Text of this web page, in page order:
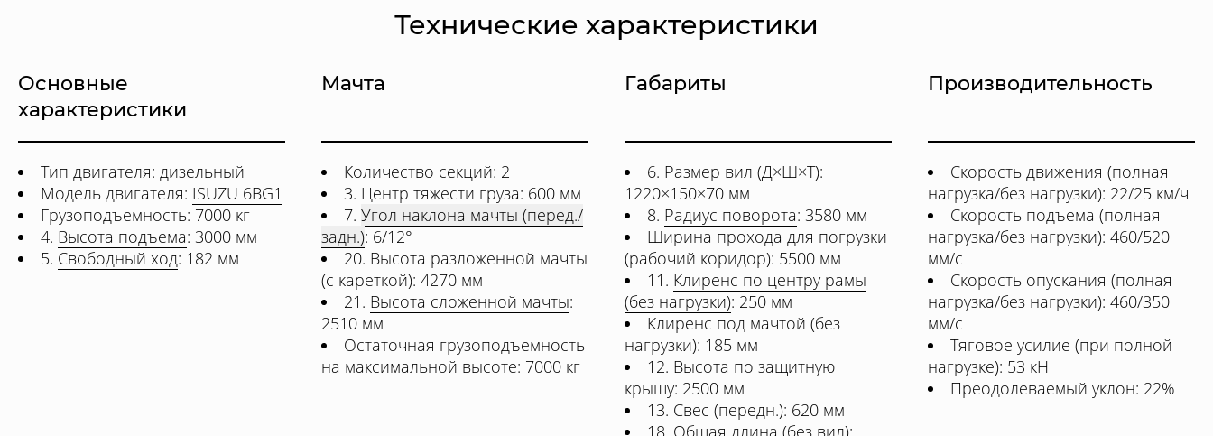
Технические характеристики
Основные
характеристики
Тип двигателя: дизельный
Модель двигателя: ISUZU 6BG1
Грузоподъемность: 7000 кг
4. Высота подъема: 3000 мм
5. Свободный ход: 182 мм
Мачта
Количество секций: 2
3. Центр тяжести груза: 600 мм
7. Угол наклона мачты (перед./
задн.): 6/12°
20. Высота разложенной мачты
(с кареткой): 4270 мм
21. Высота сложенной мачты:
2510 мм
Остаточная грузоподъемность
на максимальной высоте: 7000 кг
Габариты
6. Размер вил (Д×Ш×Т):
1220×150×70 мм
8. Радиус поворота: 3580 мм
Ширина прохода для погрузки
(рабочий коридор): 5500 мм
11. Клиренс по центру рамы
(без нагрузки): 250 мм
Клиренс под мачтой (без
нагрузки): 185 мм
12. Высота по защитную
крышу: 2500 мм
13. Свес (передн.): 620 мм
18. Общая длина (без вил):
Производительность
Скорость движения (полная
нагрузка/без нагрузки): 22/25 км/ч
Скорость подъема (полная
нагрузка/без нагрузки): 460/520
мм/с
Скорость опускания (полная
нагрузка/без нагрузки): 460/350
мм/с
Тяговое усилие (при полной
нагрузке): 53 кН
Преодолеваемый уклон: 22%